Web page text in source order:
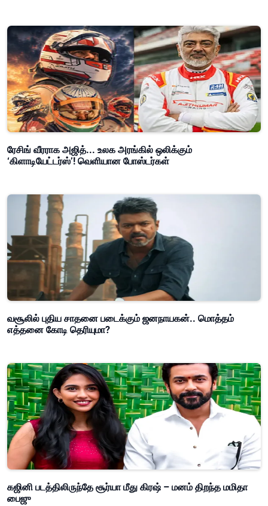
ரேசிங் வீரராக அஜித்... உலக அரங்கில் ஒலிக்கும்
‘கிளாடியேட்டர்ஸ்’! வெளியான போஸ்டர்கள்
வசூலில் புதிய சாதனை படைக்கும் ஜனநாயகன்.. மொத்தம்
எத்தனை கோடி தெரியுமா?
கஜினி படத்திலிருந்தே சூர்யா மீது கிரஷ் – மனம் திறந்த மமிதா
பைஜு